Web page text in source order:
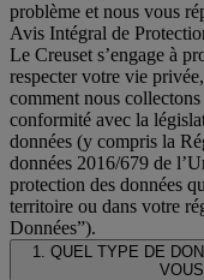
problème et nous vous
Avis Intégral de
Le Creuset s’engage à
respecter votre vie
comment nous
conformité avec la
données (y compris la
données 2016/679 de
protection des données
territoire ou dans votre
Données”).
1. QUEL TYPE DE